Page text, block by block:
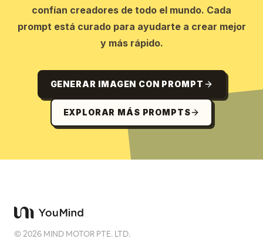
confían creadores de todo el mundo. Cada
prompt está curado para ayudarte a crear mejor
y más rápido.
GENERAR IMAGEN CON PROMPT
EXPLORAR MÁS PROMPTS
©2026 MIND MOTOR PTE. LTD.